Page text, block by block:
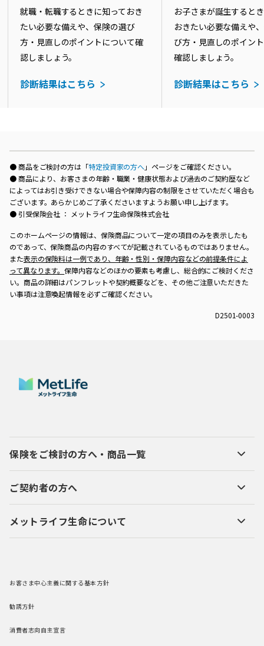
就職・転職するときに知っておき
たい必要な備えや、保険の選び
方・見直しのポイントについて確
認しましょう。
診断結果はこちら
お子さまが誕生すると
おきたい必要な備えや
び方・見直しのポイン
確認しましょう。
診断結果はこちら
● 商品をご検討の方は「特定投資家の方へ」ページをご確認ください。
● 商品により、お客さまの年齢・職業・健康状態および過去のご契約歴など
によってはお引き受けできない場合や保障内容の制限をさせていただく場合も
ございます。あらかじめご了承くださいますようお願い申し上げます。
● 引受保険会社 ： メットライフ生命保険株式会社
このホームページの情報は、保険商品について一定の項目のみを表示したも
のであって、保険商品の内容のすべてが記載されているものではありません。
また表示の保険料は一例であり、年齢・性別・保障内容などの前提条件によ
って異なります。保障内容などのほかの要素も考慮し、総合的にご検討くださ
い。商品の詳細はパンフレットや契約概要などを、その他ご注意いただきた
い事項は注意喚起情報を必ずご確認ください。
D2501-0003
保険をご検討の方へ・商品一覧
ご契約者の方へ
メットライフ生命について
お客さま中心主義に関する基本方針
勧誘方針
消費者志向自主宣言